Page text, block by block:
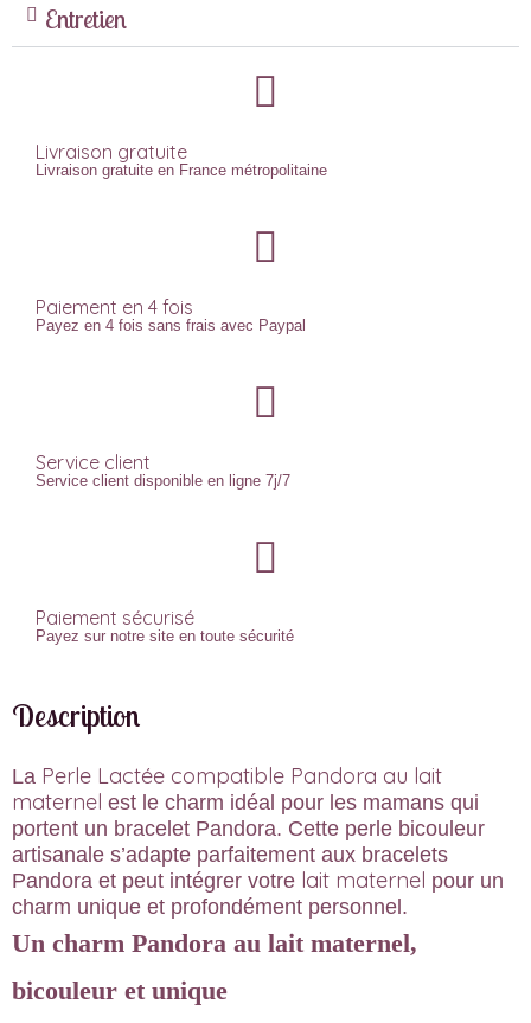
Entretien
Livraison gratuite
Livraison gratuite en France métropolitaine
Paiement en 4 fois
Payez en 4 fois sans frais avec Paypal
Service client
Service client disponible en ligne 7j/7
Paiement sécurisé
Payez sur notre site en toute sécurité
Description
La Perle Lactée compatible Pandora au lait
maternel est le charm idéal pour les mamans qui
portent un bracelet Pandora. Cette perle bicouleur
artisanale s’adapte parfaitement aux bracelets
Pandora et peut intégrer votre lait maternel pour un
charm unique et profondément personnel.
Un charm Pandora au lait maternel,
bicouleur et unique